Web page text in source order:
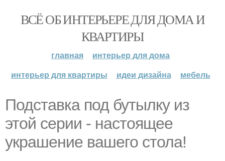
ВСЁ ОБ ИНТЕРЬЕРЕ ДЛЯ ДОМА И
КВАРТИРЫ
главная
интерьер для дома
интерьер для квартиры
идеи дизайна мебель
Подставка под бутылку из
этой серии - настоящее
украшение вашего стола!